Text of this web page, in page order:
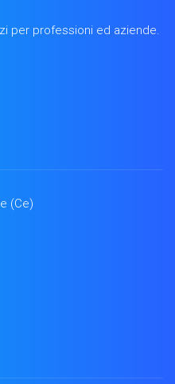
per professioni ed aziende.
(Ce)